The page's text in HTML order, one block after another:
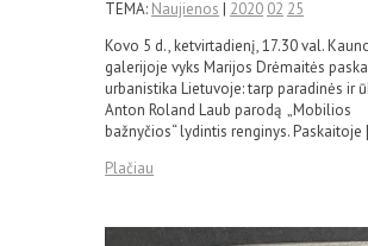
TEMA: Naujienos | 2020 02 25
Kovo 5 d., ketvirtadienį, 17.30 val.
galerijoje vyks Marijos Drėmaitės
urbanistika Lietuvoje: tarp paradinės ir
Anton Roland Laub parodą „Mobilios
bažnyčios“ lydintis renginys.
Plačiau